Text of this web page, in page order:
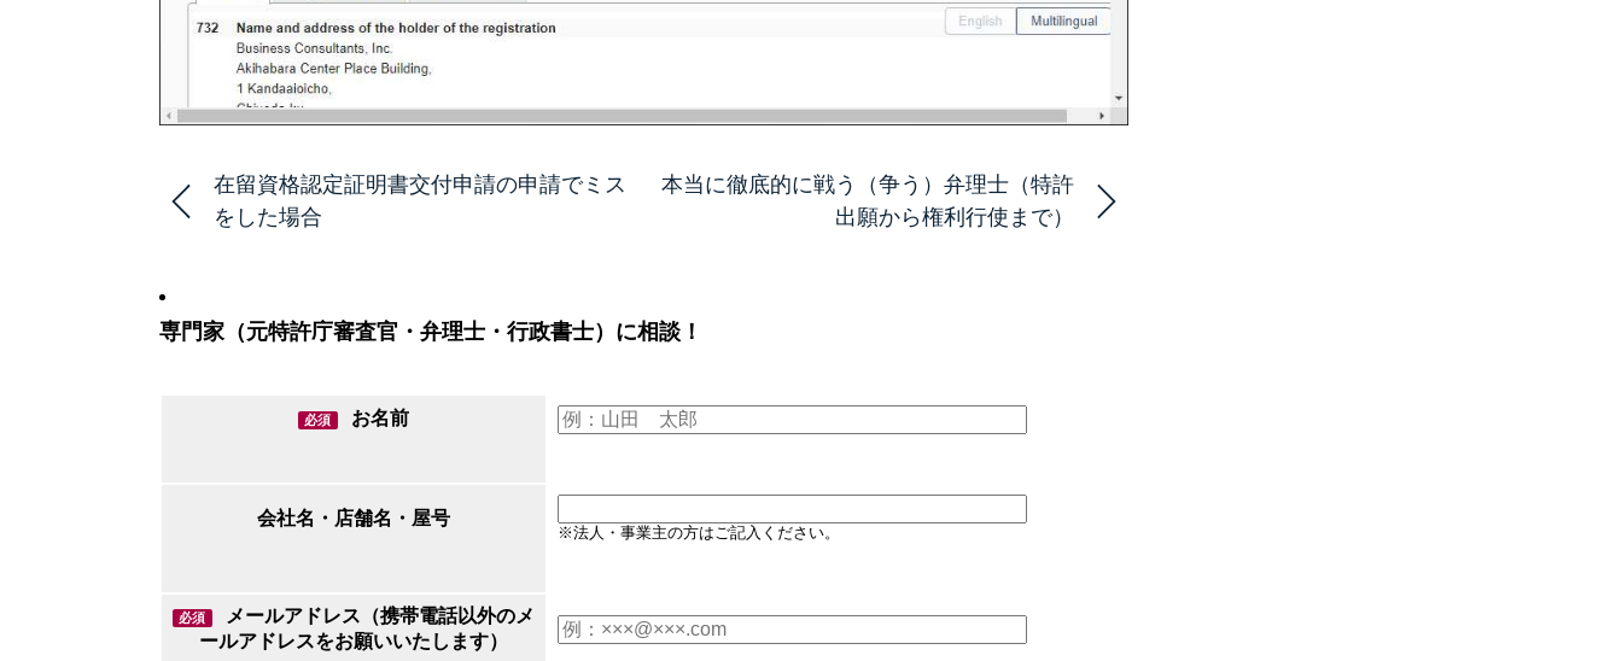
在留資格認定証明書交付申請の申請でミス
をした場合
本当に徹底的に戦う（争う）弁理士（特許
出願から権利行使まで）
専門家（元特許庁審査官・弁理士・行政書士）に相談！
必須 お名前
会社名・店舗名・屋号
※法人・事業主の方はご記入ください。
必須
メールアドレス（携帯電話以外のメ
ールアドレスをお願いいたします）